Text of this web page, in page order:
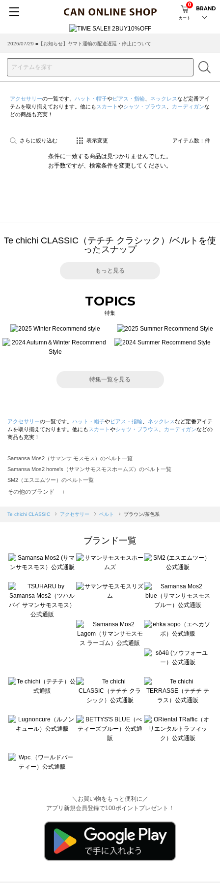
カート
0
BRAND
2026/07/29 ■【お知らせ】ヤマト運輸の配送遅延・停止について
アクセサリーの一覧です。 ハット・帽子やピアス・指輪 ネックレスなど定番アイ
テムを取り揃えております。他にも スカート やシャツ・ブラウス カーディガンな
どの商品も充実！
さらに絞り込む 表示変更 アイテム数： 件
条件に一致する商品は見つかりませんでした。
お手数ですが、検索条件を変更してください。
Te chichi CLASSIC（テチチ クラシック）/ベルトを使
ったスナップ
もっと見る
TOPICS
特集
特集一覧を見る
アクセサリーの一覧です。 ハット・帽子やピアス・指輪 ネックレスなど定番アイテ
ムを取り揃えております。他にも スカート やシャツ・ブラウス カーディガンなどの
商品も充実！
Samansa Mos2（サマンサ モスモス）のベルト一覧
Samansa Mos2 home's（サマンサモスモスホームズ）のベルト一覧
SM2（エスエムツー）のベルト一覧
TSUHARU by Samansa Mos2（ツハルバイサマンサモスモス）のベルト一覧
Samansa Mos2 blue（サマンサモスモス ブルー）のベルト一覧
sō4ū（ソウフォーユー）のベルト一覧
Te chichi（テチチ）のベルト一覧
Te chichi CLASSIC（テチチ クラシック）のベルト一覧
Lugnoncure（ルノンキュール）のベルト一覧
BETTY'S BLUE（べティーズブルー）のベルト一覧
Wpc.（ワールドパーティー）のベルト一覧
その他のブランド ＋
Te chichi CLASSIC アクセサリー ベルト ブラウン/茶色系
ブランド一覧
＼お買い物をもっと便利に／
アプリ新規会員登録で100ポイントプレゼント！